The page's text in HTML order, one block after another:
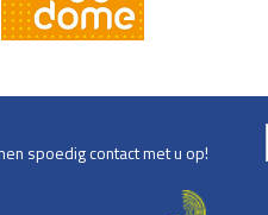
spoedig contact met u op!